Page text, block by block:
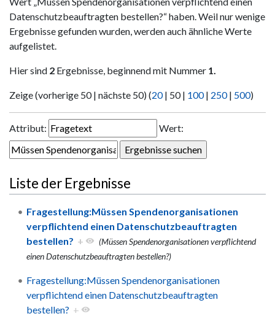
Datenschutzbeauftragten bestellen?“ haben. Weil nur wenige
Ergebnisse gefunden wurden, werden auch ähnliche Werte
aufgelistet.
Hier sind 2 Ergebnisse, beginnend mit Nummer 1.
Zeige (vorherige 50 | nächste 50) (20| 50| 100| 250| 500)
Attribut: Wert:
Liste der Ergebnisse
Fragestellung:Müssen Spendenorganisationen
verpflichtend einen Datenschutzbeauftragten
bestellen? +
(Müssen Spendenorganisationen verpflichtend
einen Datenschutzbeauftragten bestellen?)
Fragestellung:Müssen Spendenorganisationen
verpflichtend einen Datenschutzbeauftragten
bestellen? +